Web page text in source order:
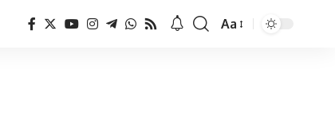
Font
Aa